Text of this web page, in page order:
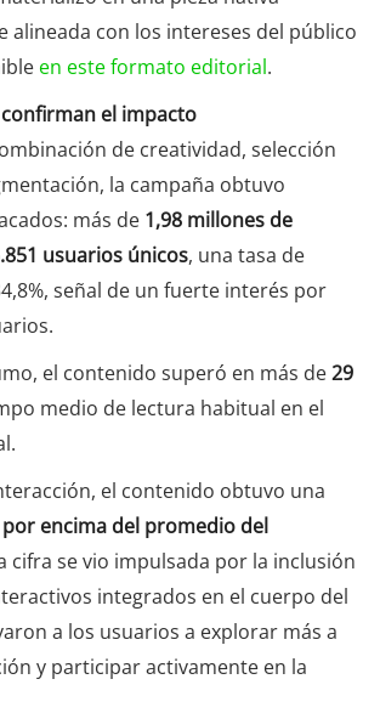
alineada con los intereses del público
en este formato editorial.
el impacto
de creatividad, selección
la campaña obtuvo
más de 1,98 millones de
usuarios únicos, una tasa de
señal de un fuerte interés por
el contenido superó en más de29
medio de lectura habitual en el
el contenido obtuvo una
por encima del promedio del
cifra se vio impulsada por la inclusión
integrados en el cuerpo del
a los usuarios a explorar más a
y participar activamente en la